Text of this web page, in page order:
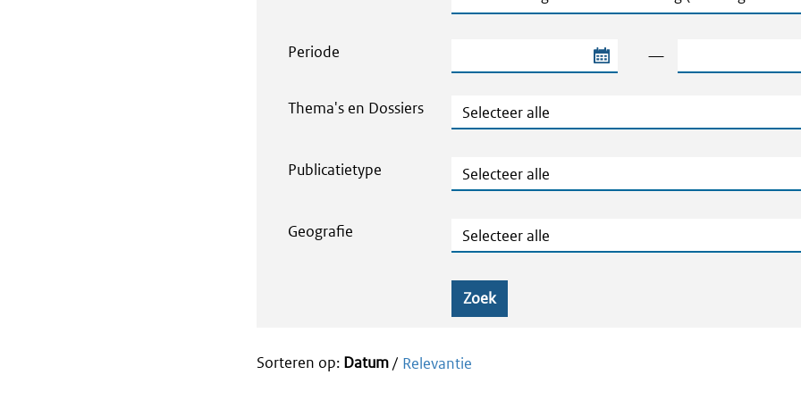
Periode Begindatum van de periode —
Thema's en Dossiers Thema's en Dossiers
Publicatietype Publicatietype
Geografie Geografie
Zoek
Sorteren op: Datum/ Relevantie